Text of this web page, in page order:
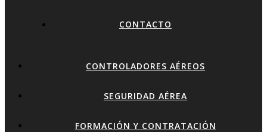
CONTACTO
CONTROLADORES AÉREOS
SEGURIDAD AÉREA
FORMACIÓN Y CONTRATACIÓN